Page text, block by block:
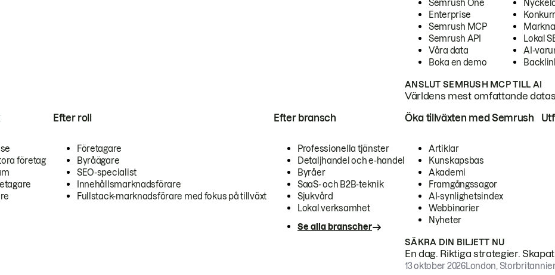
Semrush One
Enterprise
Semrush MCP
Semrush API
Våra data
Boka en demo
Lokal
AI-
ANSLUT SEMRUSH MCP TILL AI
Världens mest omfattande
företag
Efter roll
Företagare
Byråägare
SEO-specialist
Innehållsmarknadsförare
Fullstack-marknadsförare med fokus på tillväxt
Efter bransch
Professionella tjänster
Detaljhandel och e-handel
Byråer
SaaS- och B2B-teknik
Sjukvård
Lokal verksamhet
Se alla branscher
Öka tillväxten med Semrush
Artiklar
Kunskapsbas
Akademi
Framgångssagor
AI-synlighetsindex
Webbinarier
Nyheter
SÄKRA DIN BILJETT NU
En dag. Riktiga strategier.
13 oktober 2026London,